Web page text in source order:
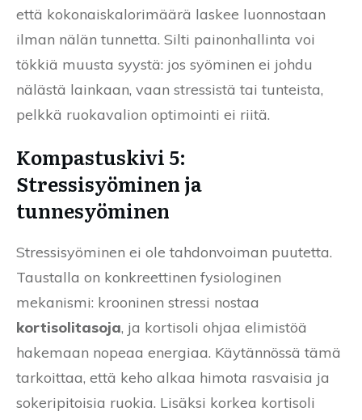
että kokonaiskalorimäärä laskee luonnostaan
ilman nälän tunnetta. Silti painonhallinta voi
tökkiä muusta syystä: jos syöminen ei johdu
nälästä lainkaan, vaan stressistä tai tunteista,
pelkkä ruokavalion optimointi ei riitä.
Kompastuskivi 5:
Stressisyöminen ja
tunnesyöminen
Stressisyöminen ei ole tahdonvoiman puutetta.
Taustalla on konkreettinen fysiologinen
mekanismi: krooninen stressi nostaa
kortisolitasoja, ja kortisoli ohjaa elimistöä
hakemaan nopeaa energiaa. Käytännössä tämä
tarkoittaa, että keho alkaa himota rasvaisia ja
sokeripitoisia ruokia. Lisäksi korkea kortisoli